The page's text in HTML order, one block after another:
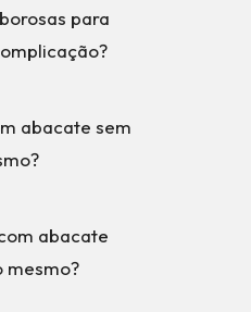
para
abacate sem
abacate
mesmo?